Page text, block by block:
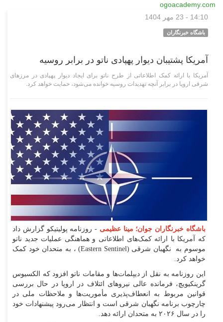
ogoacademy.com
14:10 - 23 مهر 1404
باشگاه خبرنگاران
آمریکا پشتیبان دیوار پهپادی ناتو در برابر روسیه
آمریکا با ارائه کمک اطلاعاتی از طرح ناتو برای ایجاد دیوار پهپادی در مرز‌های
شرقی اروپا در برابر آنچه تهدیدات روسیه خوانده می‌شود، حمایت خواهد کرد.
باشگاه خبرنگاران جوان؛ مینا عظیمی - روزنامه پولیتیکو گزارش داد
که آمریکا با ارائه کمک‌های اطلاعاتی و هماهنگی عملیات جدید ناتو
موسوم به نگهبان شرقی (Eastern Sentinel) ، به متحدان خود کمک
خواهد کرد.
این روزنامه به نقل از دیپلمات‌ها و مقامات ناتو افزود که الکسیوس
گرینکیویچ، فرمانده عالی نیرو‌های ائتلاف در اروپا در حال بررسی
قوانین مربوط به انعطاف‌پذیری مأموریت‌ها و ملاحظات ملی در
چارچوب برنامه نگهبان شرقی است و انتظار می‌رود پیشنهادات خود
را در سال ۲۰۲۶ به متحدان ارائه دهد.